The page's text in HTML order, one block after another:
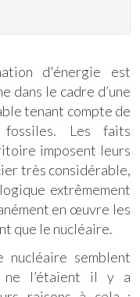
d'énergie est
dans le cadre d’une
tenant compte de
Les faits
imposent leurs
très considérable,
extrêmement
en œuvre les
que le nucléaire.
nucléaire semblent
ne l’étaient il y a